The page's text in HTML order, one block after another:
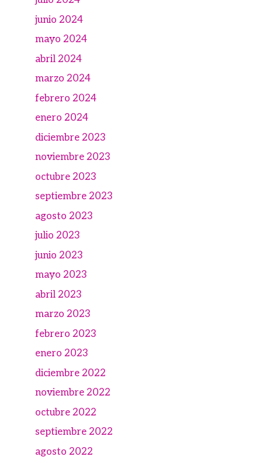
junio 2024
mayo 2024
abril 2024
marzo 2024
febrero 2024
enero 2024
diciembre 2023
noviembre 2023
octubre 2023
septiembre 2023
agosto 2023
julio 2023
junio 2023
mayo 2023
abril 2023
marzo 2023
febrero 2023
enero 2023
diciembre 2022
noviembre 2022
octubre 2022
septiembre 2022
agosto 2022